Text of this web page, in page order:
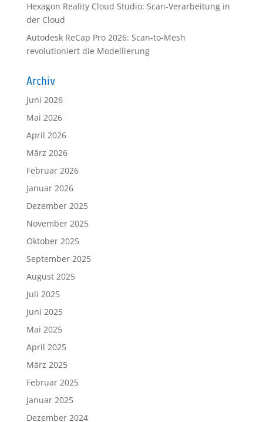
Hexagon Reality Cloud Studio: Scan-Verarbeitung in
der Cloud
Autodesk ReCap Pro 2026: Scan-to-Mesh
revolutioniert die Modellierung
Archiv
Juni 2026
Mai 2026
April 2026
März 2026
Februar 2026
Januar 2026
Dezember 2025
November 2025
Oktober 2025
September 2025
August 2025
Juli 2025
Juni 2025
Mai 2025
April 2025
März 2025
Februar 2025
Januar 2025
Dezember 2024